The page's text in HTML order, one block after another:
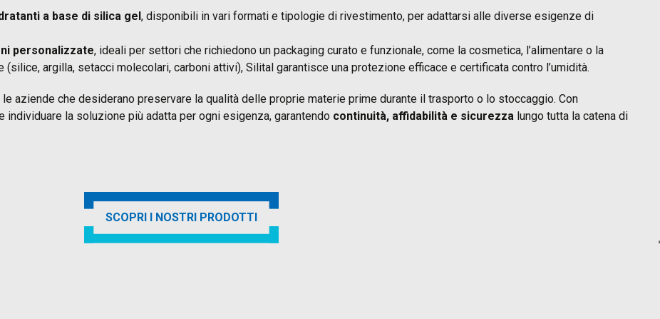
a base di silica gel, disponibili in vari formati e tipologie di rivestimento, per adattarsi alle diverse esigenze di
personalizzate, ideali per settori che richiedono un packaging curato e funzionale, come la cosmetica, l’alimentare o la
argilla, setacci molecolari, carboni attivi), Silital garantisce una protezione efficace e certificata contro l’umidità.
aziende che desiderano preservare la qualità delle proprie materie prime durante il trasporto o lo stoccaggio. Con
la soluzione più adatta per ogni esigenza, garantendo continuità, affidabilità e sicurezza lungo tutta la catena di
SCOPRI I NOSTRI PRODOTTI